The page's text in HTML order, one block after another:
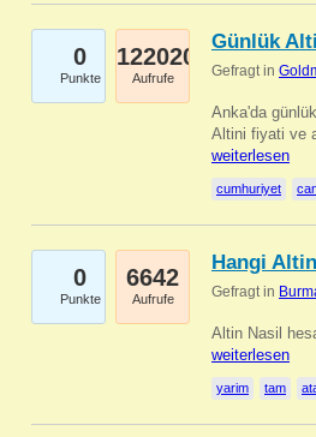
0
Punkte
122020
Aufrufe
Günlük
Gefragt in
Anka'da
Altini fiyati ve
weiterlesen
cumhuriyet
0
Punkte
6642
Aufrufe
Hangi
Gefragt in
Altin Nasil
weiterlesen
yarim tam